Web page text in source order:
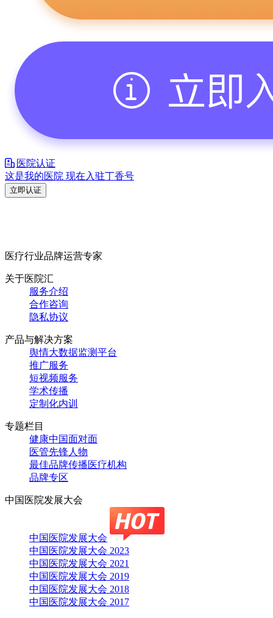
医院认证
这是我的医院 现在入驻丁香号
立即认证
医疗行业品牌运营专家
关于医院汇
服务介绍
合作咨询
隐私协议
产品与解决方案
舆情大数据监测平台
推广服务
短视频服务
学术传播
定制化内训
专题栏目
健康中国面对面
医管先锋人物
最佳品牌传播医疗机构
品牌专区
中国医院发展大会
中国医院发展大会
中国医院发展大会 2023
中国医院发展大会 2021
中国医院发展大会 2019
中国医院发展大会 2018
中国医院发展大会 2017